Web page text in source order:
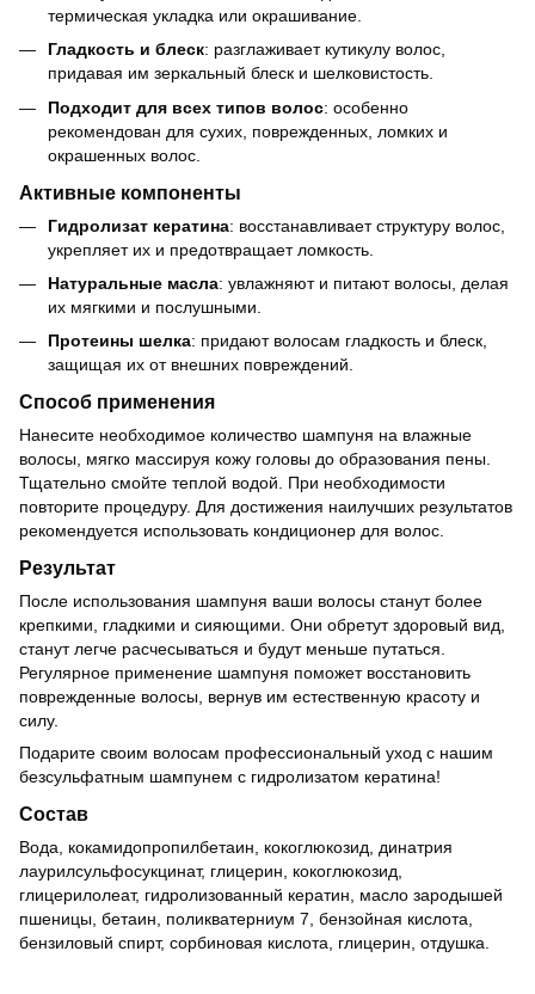
термическая укладка или окрашивание.
Гладкость и блеск: разглаживает кутикулу волос,
придавая им зеркальный блеск и шелковистость.
Подходит для всех типов волос: особенно
рекомендован для сухих, поврежденных, ломких и
окрашенных волос.
Активные компоненты
Гидролизат кератина: восстанавливает структуру волос,
укрепляет их и предотвращает ломкость.
Натуральные масла: увлажняют и питают волосы, делая
их мягкими и послушными.
Протеины шелка: придают волосам гладкость и блеск,
защищая их от внешних повреждений.
Способ применения
Нанесите необходимое количество шампуня на влажные
волосы, мягко массируя кожу головы до образования пены.
Тщательно смойте теплой водой. При необходимости
повторите процедуру. Для достижения наилучших результатов
рекомендуется использовать кондиционер для волос.
Результат
После использования шампуня ваши волосы станут более
крепкими, гладкими и сияющими. Они обретут здоровый вид,
станут легче расчесываться и будут меньше путаться.
Регулярное применение шампуня поможет восстановить
поврежденные волосы, вернув им естественную красоту и
силу.
Подарите своим волосам профессиональный уход с нашим
безсульфатным шампунем с гидролизатом кератина!
Состав
Вода, кокамидопропилбетаин, кокоглюкозид, динатрия
лаурилсульфосукцинат, глицерин, кокоглюкозид,
глицерилолеат, гидролизованный кератин, масло зародышей
пшеницы, бетаин, поликватерниум 7, бензойная кислота,
бензиловый спирт, сорбиновая кислота, глицерин, отдушка.